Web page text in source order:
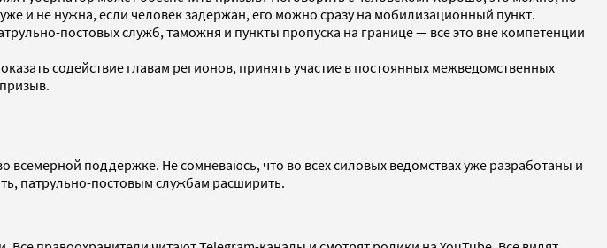
и не нужна, если человек задержан, его можно сразу на мобилизационный пункт.
постовых служб, таможня и пункты пропуска на границе — все это вне компетенции
содействие главам регионов, принять участие в постоянных межведомственных
всемерной поддержке. Не сомневаюсь, что во всех силовых ведомствах уже разработаны и
патрульно-постовым службам расширить.